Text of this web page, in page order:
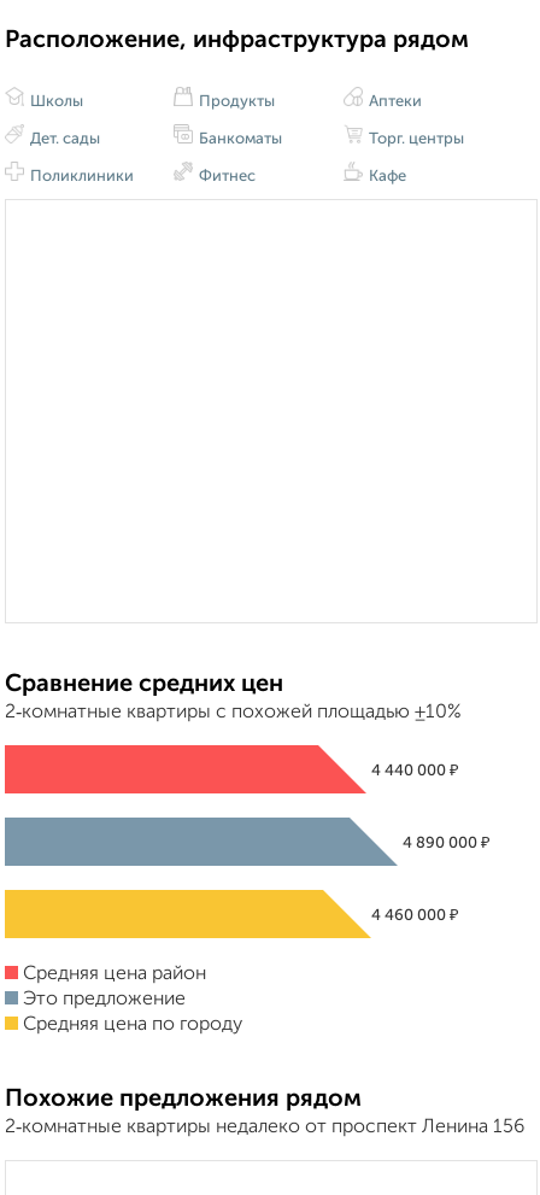
Расположение, инфраструктура рядом
Школы
Дет. сады
Поликлиники
Продукты
Банкоматы
Фитнес
Аптеки
Торг. центры
Кафе
Сравнение средних цен
2‑комнатные квартиры с похожей площадью ±10%
4 440 000 ₽
4 890 000 ₽
4 460 000 ₽
Средняя цена район
Это предложение
Средняя цена по городу
Похожие предложения рядом
2‑комнатные квартиры недалеко от проспект Ленина 156